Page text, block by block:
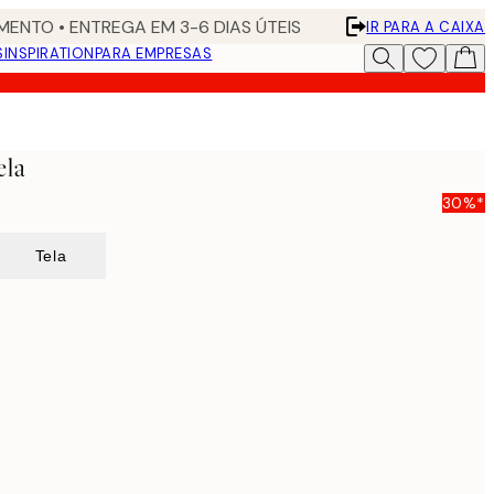
• ENTREGA EM 3-6 DIAS ÚTEIS
IR PARA A CAIXA
INSPIRATIONPARA EMPRESAS
30%*
Tela